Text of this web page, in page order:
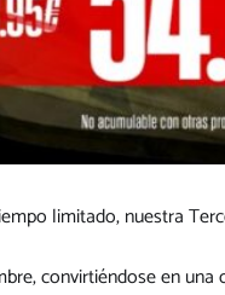
limitado, nuestra
convirtiéndose en